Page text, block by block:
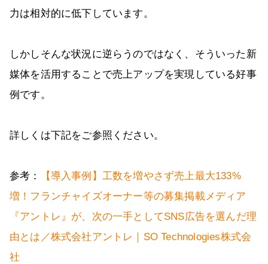
力は相対的に低下しています。
しかしそんな状況に逆らうのではなく、そういった新
媒体を活用することで売上アップを実現している好事
例です。
詳しくは下記をご参照ください。
参考：
【導入事例】工数を増やさず売上最大133%
増！フランチャイズオーナー等の募集掲載メディア
『アントレ』が、次の一手としてSNS広告を選んだ理
由とは／株式会社アントレ｜SO Technologies株式会
社